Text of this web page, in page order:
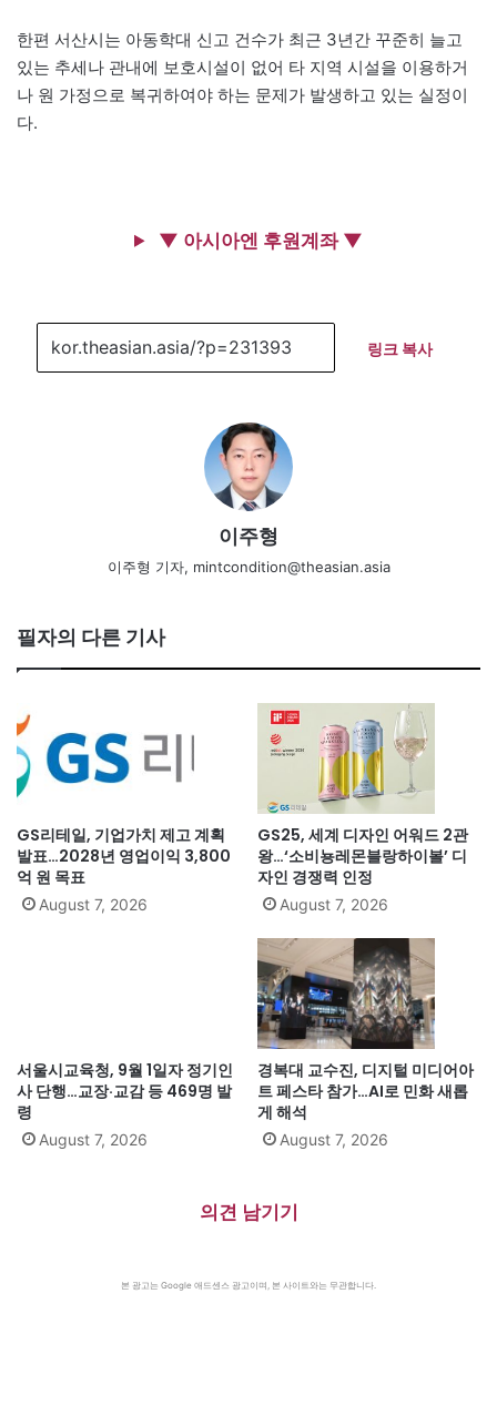
한편 서산시는 아동학대 신고 건수가 최근 3년간 꾸준히 늘고
있는 추세나 관내에 보호시설이 없어 타 지역 시설을 이용하거
나 원 가정으로 복귀하여야 하는 문제가 발생하고 있는 실정이
다.
▼ 아시아엔 후원계좌 ▼
링크 복사
이주형
이주형 기자, mintcondition@theasian.asia
필자의 다른 기사
GS리테일, 기업가치 제고 계획
발표…2028년 영업이익 3,800
억 원 목표
August 7, 2026
GS25, 세계 디자인 어워드 2관
왕…‘소비뇽레몬블랑하이볼’ 디
자인 경쟁력 인정
August 7, 2026
서울시교육청, 9월 1일자 정기인
사 단행…교장·교감 등 469명 발
령
August 7, 2026
경복대 교수진, 디지털 미디어아
트 페스타 참가…AI로 민화 새롭
게 해석
August 7, 2026
의견 남기기
본 광고는 Google 애드센스 광고이며, 본 사이트와는 무관합니다.